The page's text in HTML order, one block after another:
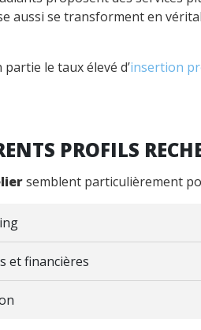
aussi se transforment en
le taux élevé d’insertion
PROFILS
semblent particulièrement
et financières